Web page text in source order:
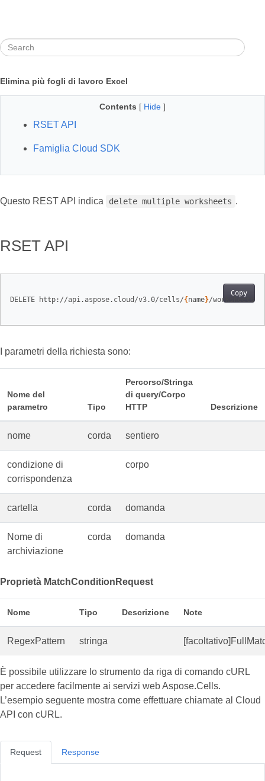
Elimina più fogli di lavoro Excel
Contents [ Hide ]
RSET API
Famiglia Cloud SDK
Questo REST API indica delete multiple worksheets .
RSET API
Copy
DELETE http://api.aspose.cloud/v3.0/cells/{ name}/worksheets
I parametri della richiesta sono:
Nome del
parametro
Tipo
Percorso/Stringa
di query/Corpo
HTTP
Descrizione
nome corda sentiero
condizione di
corrispondenza
corpo
cartella corda domanda
Nome di
archiviazione
corda domanda
Proprietà MatchConditionRequest
Nome Tipo Descrizione Note
RegexPattern stringa
È possibile utilizzare lo strumento da riga di comando cURL
per accedere facilmente ai servizi web Aspose.Cells.
L’esempio seguente mostra come effettuare chiamate al Cloud
API con cURL.
Request Response